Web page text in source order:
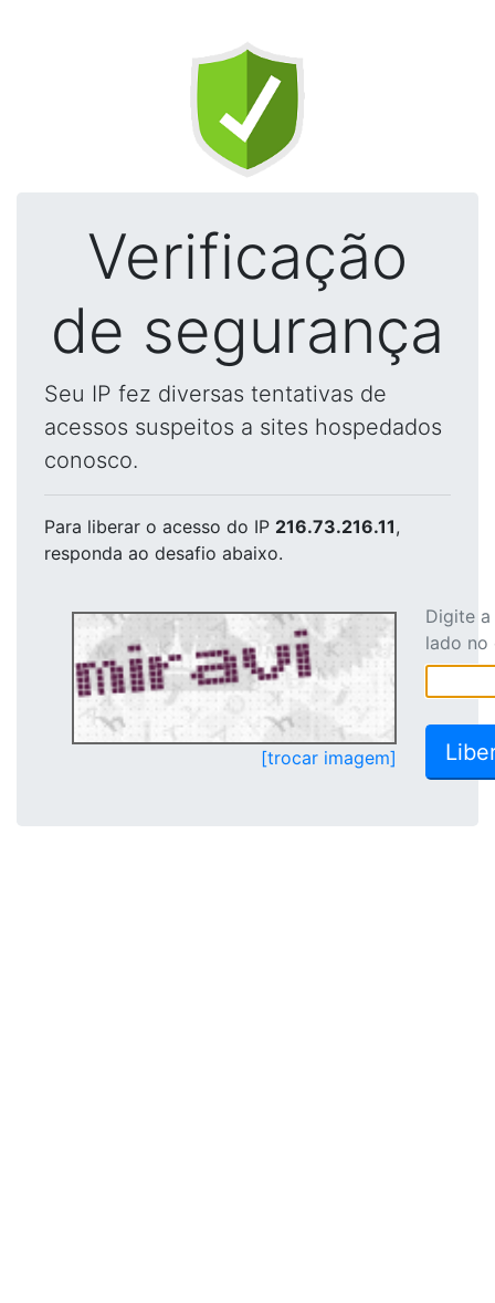
Verificação
de segurança
Seu IP fez diversas tentativas de
acessos suspeitos a sites hospedados
conosco.
Para liberar o acesso do IP 216.73.216.11,
responda ao desafio abaixo.
[trocar imagem]
Digite
lado no